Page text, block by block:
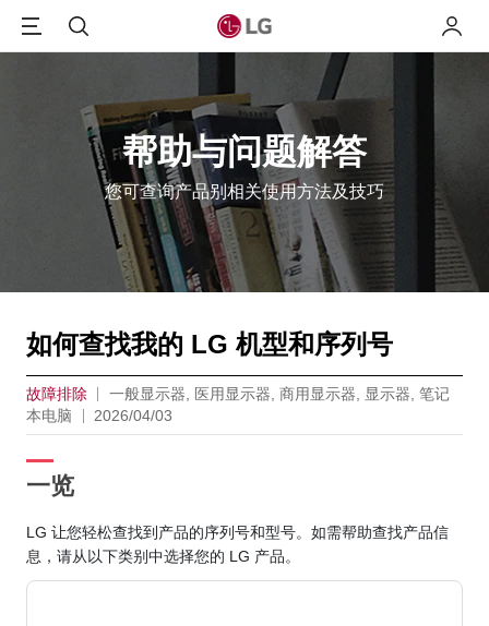
搜索 我的
帮助与问题解答
您可查询产品别相关使用方法及技巧
如何查找我的 LG 机型和序列号
故障排除
一般显示器, 医用显示器, 商用显示器, 显示器, 笔记
本电脑
2026/04/03
一览
LG 让您轻松查找到产品的序列号和型号。如需帮助查找产品信
息，请从以下类别中选择您的 LG 产品。